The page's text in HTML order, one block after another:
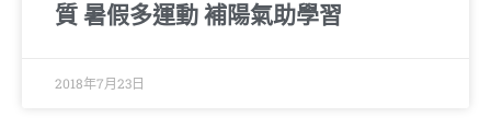
質 暑假多運動 補陽氣助學習
2018年7月23日